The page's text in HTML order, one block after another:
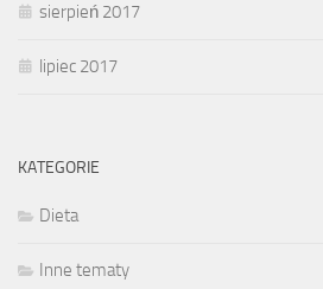
sierpień 2017
lipiec 2017
KATEGORIE
Dieta
Inne tematy